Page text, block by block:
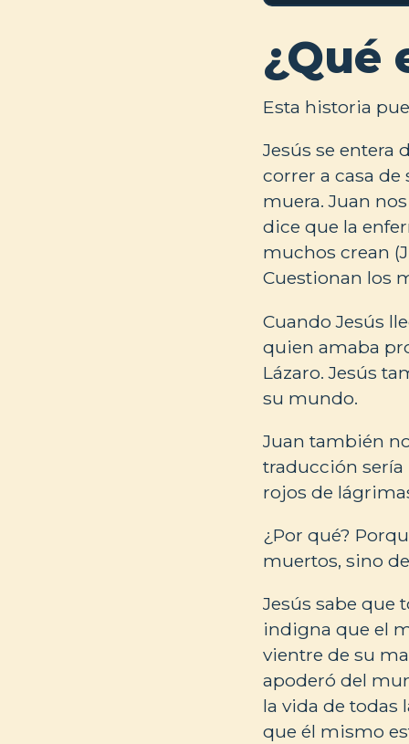
¿Qué
Esta historia
Jesús se entera
correr a casa
muera. Juan
dice que la
muchos crean
Cuestionan los
Cuando Jesús
quien amaba
Lázaro. Jesús
su mundo.
Juan también
traducción sería
rojos de
¿Por qué?
muertos, sino
Jesús sabe que
indigna que el
vientre de su
apoderó del
la vida de todas
que él mismo